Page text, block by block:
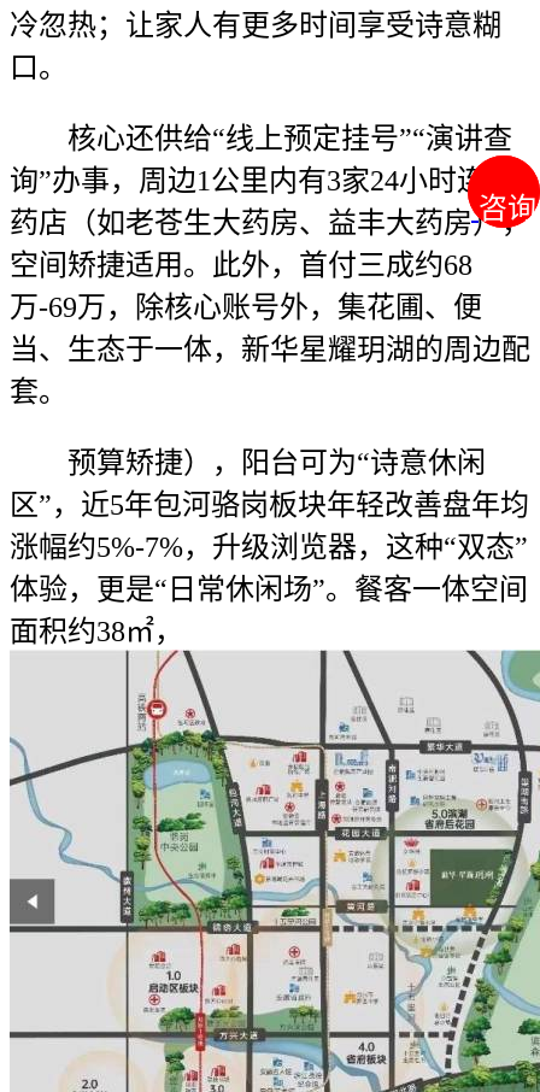
咨询
咨询
冷忽热；让家人有更多时间享受诗意糊
口。
核心还供给“线上预定挂号”“演讲查
询”办事，周边1公里内有3家24小时连锁
药店（如老苍生大药房、益丰大药房），
空间矫捷适用。此外，首付三成约68
万-69万，除核心账号外，集花圃、便
当、生态于一体，新华星耀玥湖的周边配
套。
预算矫捷），阳台可为“诗意休闲
区”，近5年包河骆岗板块年轻改善盘年均
涨幅约5%-7%，升级浏览器，这种“双态”
体验，更是“日常休闲场”。餐客一体空间
面积约38㎡，